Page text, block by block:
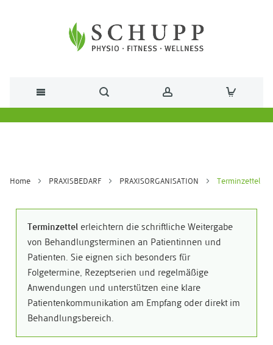
Home PRAXISBEDARF PRAXISORGANISATION Terminzettel
Terminzettel erleichtern die schriftliche Weitergabe
von Behandlungsterminen an Patientinnen und
Patienten. Sie eignen sich besonders für
Folgetermine, Rezeptserien und regelmäßige
Anwendungen und unterstützen eine klare
Patientenkommunikation am Empfang oder direkt im
Behandlungsbereich.